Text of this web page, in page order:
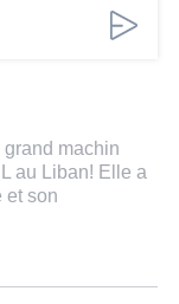
machin
au Liban! Elle a
et son